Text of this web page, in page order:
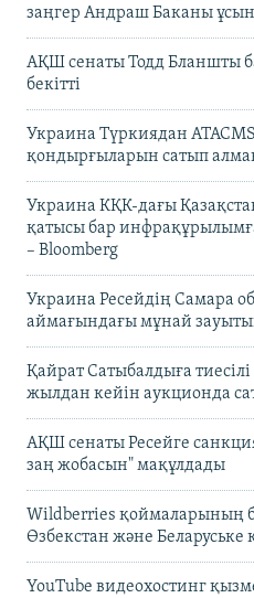
заңгер Андраш Баканы
АҚШ сенаты Тодд Бланшты
бекітті
Украина Түркиядан
қондырғыларын сатып
Украина КҚК-дағы
қатысы бар
– Bloomberg
Украина Ресейдің Самара
аймағындағы мұнай
Қайрат Сатыбалдыға
жылдан кейін аукционда
АҚШ сенаты Ресейге
заң жобасын" мақұлдады
Wildberries қоймаларының
Өзбекстан және Беларуське
YouTube видеохостинг